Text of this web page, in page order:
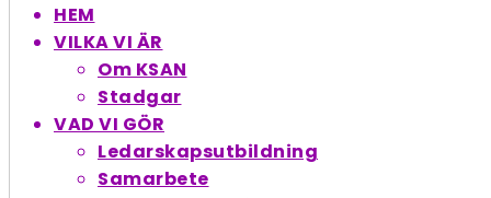
HEM
VILKA VI ÄR
Om KSAN
Stadgar
VAD VI GÖR
Ledarskapsutbildning
Samarbete